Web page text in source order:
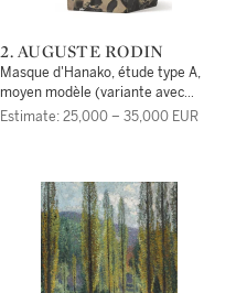
2. AUGUSTE RODIN
Masque d'Hanako, étude type A,
moyen modèle (variante avec
arrière évidé)
Estimate: 25,000 – 35,000 EUR